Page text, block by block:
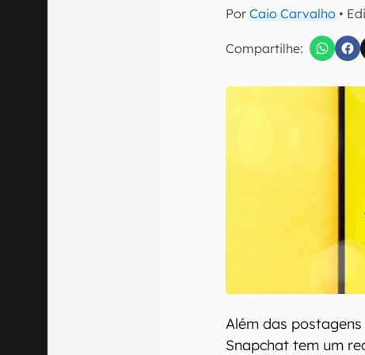
PorCaio Carvalho •
Compartilhe:
Confirmo que
Além das
Snapchat tem um